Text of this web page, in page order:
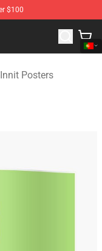
$100
Merchandise
Posters